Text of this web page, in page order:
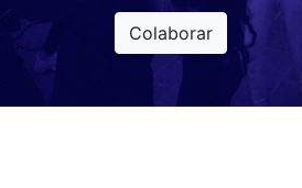
Colaborar